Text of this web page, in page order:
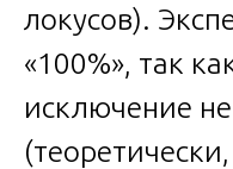
локусов).
«100%», так
исключение